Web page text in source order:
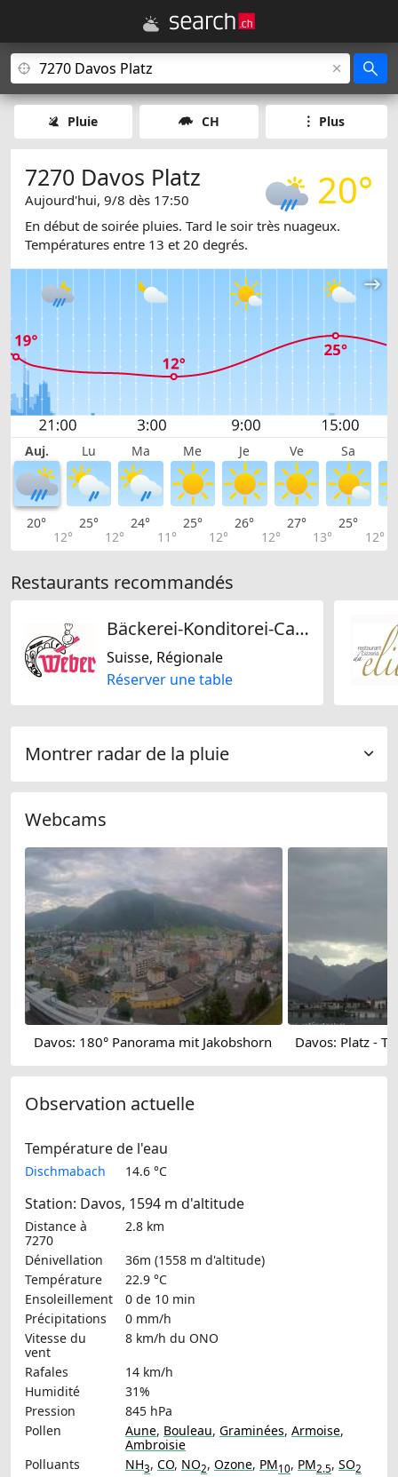
Pluie CH Plus
20°
7270 Davos Platz
Aujourd'hui, 9/8 dès 17:50
En début de soirée pluies. Tard le soir très nuageux.
Températures entre 13 et 20 degrés.
Auj. Lu Ma Me Je Ve Sa
20°
12°
25°
12°
24°
11°
25°
12°
26°
12°
27°
13°
25°
12°
Restaurants recommandés
Bäckerei-Konditorei-Café Weber AG
Suisse, Régionale
Réserver une table
Montrer radar de la pluie
Webcams
Davos: 180° Panorama mit Jakobshorn
Observation actuelle
Température de l'eau
Dischmabach 14.6 °C
Station: Davos, 1594 m d'altitude
Distance à
7270
2.8 km
Dénivellation
36m (1558 m d'altitude)
Température
22.9 °C
Ensoleillement
0 de 10 min
Précipitations
0 mm/h
Vitesse du
vent
8 km/h du ONO
Rafales
14 km/h
Humidité
31%
Pression
845 hPa
Pollen
Aune, Bouleau, Graminées, Armoise,
Ambroisie
Polluants
NH3, CO, NO2, Ozone, PM10, PM2.5, SO2